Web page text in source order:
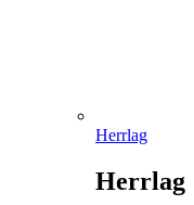
Herrlag
Herrlag